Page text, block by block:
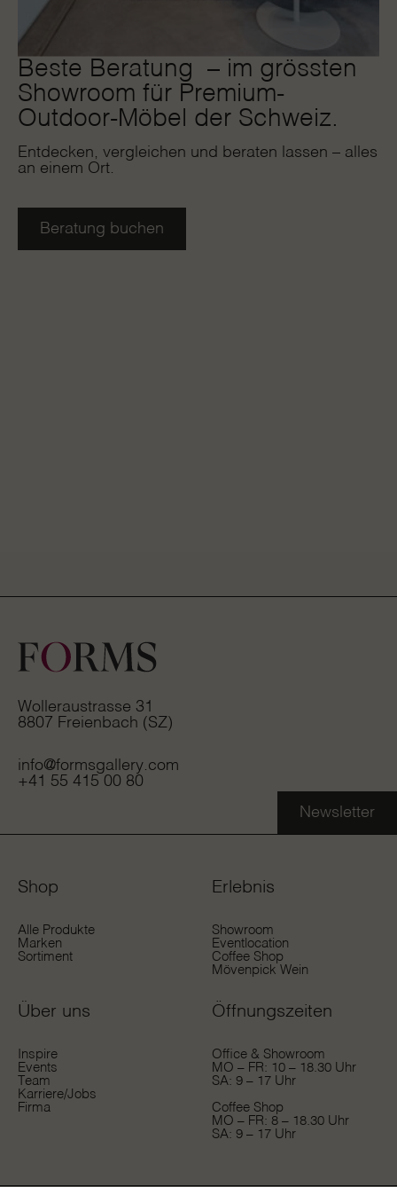
Beste Beratung – im grössten
Showroom für Premium-
Outdoor-Möbel der Schweiz.
Entdecken, vergleichen und beraten lassen – alles
an einem Ort.
Beratung buchen
Wolleraustrasse 31
8807 Freienbach (SZ)
info@formsgallery.com
+41 55 415 00 80
Newsletter
Shop
Alle Produkte
Marken
Sortiment
Erlebnis
Showroom
Eventlocation
Coffee Shop
Mövenpick Wein
Über uns
Inspire
Events
Team
Karriere/Jobs
Firma
Öffnungs­zeiten
Office & Showroom
MO – FR: 10 – 18.30 Uhr
SA: 9 – 17 Uhr
Coffee Shop
MO – FR: 8 – 18.30 Uhr
SA: 9 – 17 Uhr